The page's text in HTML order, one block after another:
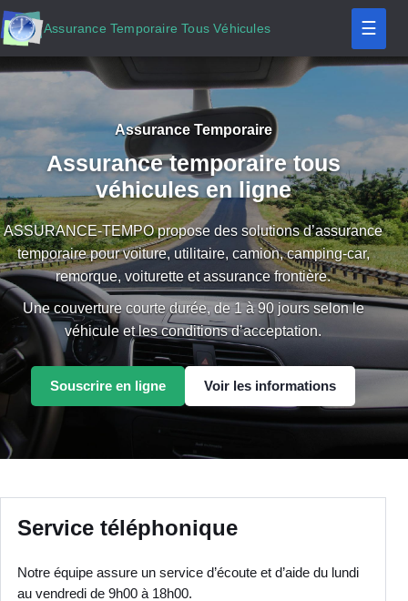
Assurance Temporaire Tous Véhicules ☰
Assurance Temporaire
Assurance temporaire tous
véhicules en ligne
ASSURANCE-TEMPO propose des solutions d’assurance
temporaire pour voiture, utilitaire, camion, camping-car,
remorque, voiturette et assurance frontière.
Une couverture courte durée, de 1 à 90 jours selon le
véhicule et les conditions d’acceptation.
Souscrire en ligne Voir les informations
Service téléphonique
Notre équipe assure un service d’écoute et d’aide du lundi
au vendredi de 9h00 à 18h00.